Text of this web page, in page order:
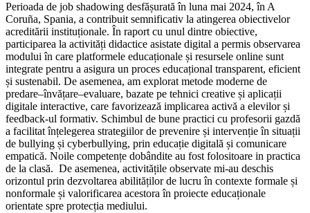
Perioada de job shadowing desfășurată în luna mai 2024, în A
Coruña, Spania, a contribuit semnificativ la atingerea obiectivelor
acreditării instituționale. În raport cu unul dintre obiective,
participarea la activități didactice asistate digital a permis observarea
modului în care platformele educaționale și resursele online sunt
integrate pentru a asigura un proces educațional transparent, eficient
și sustenabil. De asemenea, am explorat metode moderne de
predare–învățare–evaluare, bazate pe tehnici creative și aplicații
digitale interactive, care favorizează implicarea activă a elevilor și
feedback-ul formativ. Schimbul de bune practici cu profesorii gazdă
a facilitat înțelegerea strategiilor de prevenire și intervenție în situații
de bullying și cyberbullying, prin educație digitală și comunicare
empatică. Noile competențe dobândite au fost folositoare in practica
de la clasă. De asemenea, activitățile observate mi-au deschis
orizontul prin dezvoltarea abilităților de lucru în contexte formale și
nonformale și valorificarea acestora în proiecte educaționale
orientate spre protecția mediului.